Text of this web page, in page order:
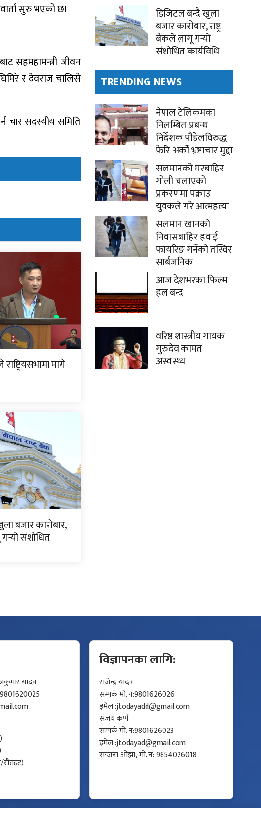
सुरु भएको छ।
सहमहामन्त्री जीवन
र देवराज चालिसे
चार सदस्यीय समिति
मागे
बजार कारोबार,
गर्‍यो संशोधित
डिजिटल बन्दै खुला
बजार कारोबार, राष्ट्र
बैंकले लागू गर्‍यो
संशोधित कार्यविधि
TRENDING NEWS
नेपाल टेलिकमका
निलम्बित प्रबन्ध
निर्देशक पौडेलविरुद्ध
फेरि अर्को भ्रष्टाचार मुद्दा
सलमानको घरबाहिर
गोली चलाएको
प्रकरणमा पक्राउ
युवकले गरे आत्महत्या
सलमान खानको
निवासबाहिर हवाई
फायरिङ गर्नेको तस्विर
सार्बजनिक
आज देशभरका फिल्म
हल बन्द
वरिष्ठ शास्त्रीय गायक
गुरुदेव कामत
अस्वस्थ्य
यादव
रौतहट)
विज्ञापनका लागि:
राजेन्द्र यादव
सम्पर्क मो. नं:9801626026
इमेल :jtodayadd@gmail.com
संजय कर्ण
सम्पर्क मो. नं:9801626023
इमेल :jtodayad@gmail.com
सन्जना ओझा, मो. नं: 9854026018